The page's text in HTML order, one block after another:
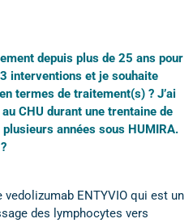
depuis plus de 25 ans pour
interventions et je souhaite
termes de traitement(s) ? J’ai
CHU durant une trentaine de
années sous HUMIRA.
ENTYVIO qui est un
des lymphocytes vers